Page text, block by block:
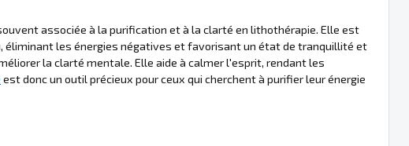
associée à la purification et à la clarté en lithothérapie. Elle est
éliminant les énergies négatives et favorisant un état de tranquillité et
la clarté mentale. Elle aide à calmer l'esprit, rendant les
est donc un outil précieux pour ceux qui cherchent à purifier leur énergie